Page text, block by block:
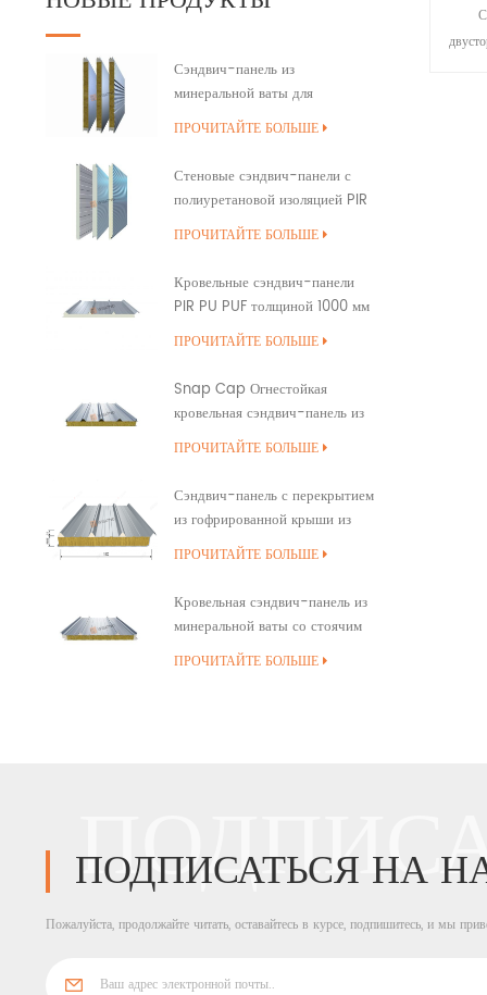
Сэндвич-панель из
минеральной ваты для
наружной стены здания с
кромок
ПРОЧИТАЙТЕ БОЛЬШЕ
Стеновые сэндвич-панели с
полиуретановой изоляцией PIR
PUR PU
ПРОЧИТАЙТЕ БОЛЬШЕ
Кровельные сэндвич-панели
PIR PU PUF толщиной 1000 мм
с перекрытием
ПРОЧИТАЙТЕ БОЛЬШЕ
Snap Cap Огнестойкая
кровельная сэндвич-панель из
минеральной ваты
ПРОЧИТАЙТЕ БОЛЬШЕ
Сэндвич-панель с перекрытием
из гофрированной крыши из
минеральной ваты
ПРОЧИТАЙТЕ БОЛЬШЕ
Кровельная сэндвич-панель из
минеральной ваты со стоячим
швом и полиуретановым
ПРОЧИТАЙТЕ БОЛЬШЕ
ПОДПИСАТЬСЯ НА
Пожалуйста, продолжайте читать, оставайтесь в курсе, подпишитесь, и мы